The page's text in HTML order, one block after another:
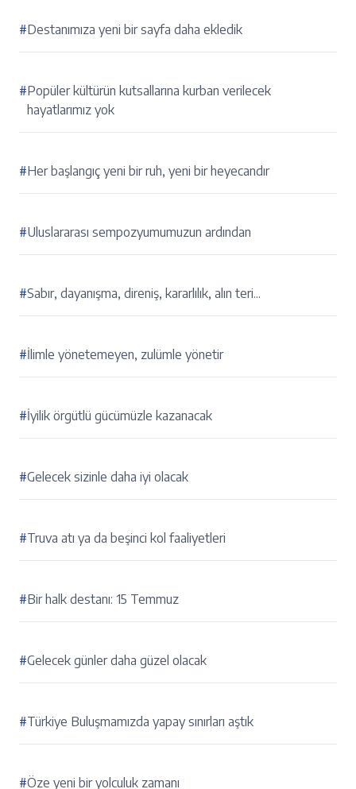
#Destanımıza yeni bir sayfa daha ekledik
#Popüler kültürün kutsallarına kurban verilecek
hayatlarımız yok
#Her başlangıç yeni bir ruh, yeni bir heyecandır
#Uluslararası sempozyumumuzun ardından
#Sabır, dayanışma, direniş, kararlılık, alın teri...
#İlimle yönetemeyen, zulümle yönetir
#İyilik örgütlü gücümüzle kazanacak
#Gelecek sizinle daha iyi olacak
#Truva atı ya da beşinci kol faaliyetleri
#Bir halk destanı: 15 Temmuz
#Gelecek günler daha güzel olacak
#Türkiye Buluşmamızda yapay sınırları aştık
#Öze yeni bir yolculuk zamanı